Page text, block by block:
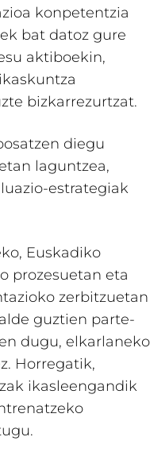
konpetentzia
bat datoz gure
aktiboekin,
bizkarrezurtzat.
diegu
laguntzea,
estrategiak
Euskadiko
prozesuetan eta
zerbitzuetan
guztien parte-
dugu, elkarlaneko
Horregatik,
ikasleengandik